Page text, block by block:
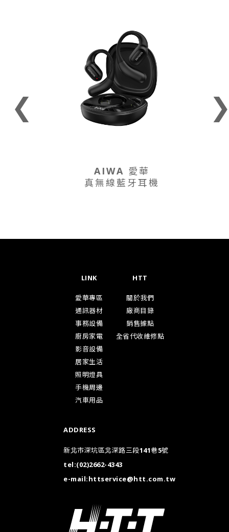
❮
AIWA 愛華
真無線藍牙耳機
LINK
愛華專區
通訊器材
事務設備
廚房家電
影音設備
居家生活
照明燈具
手機周邊
汽車用品
HTT
關於我們
廠商目錄
銷售據點
全省代收維修點
ADDRESS
新北市深坑區北深路三段141巷5號
tel:(02)2662-4343
e-mail:httservice@htt.com.tw